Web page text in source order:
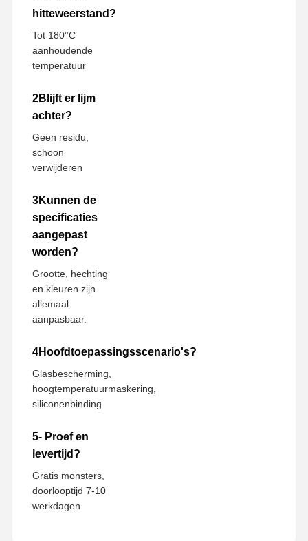
hitteweerstand?
Tot 180°C
aanhoudende
temperatuur
2Blijft er lijm
achter?
Geen residu,
schoon
verwijderen
3Kunnen de
specificaties
aangepast
worden?
Grootte, hechting
en kleuren zijn
allemaal
aanpasbaar.
4Hoofdtoepassingsscenario's?
Glasbescherming,
hoogtemperatuurmaskering,
siliconenbinding
5- Proef en
levertijd?
Gratis monsters,
doorlooptijd 7-10
werkdagen